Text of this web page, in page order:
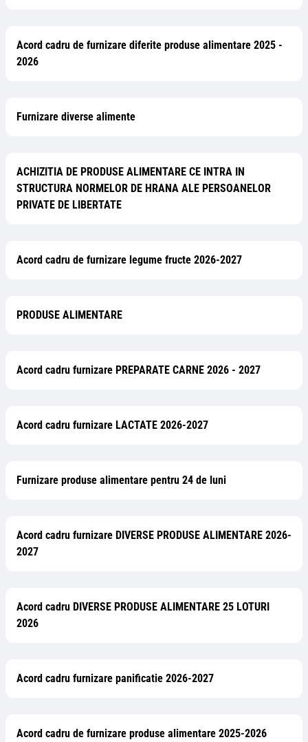
Acord cadru de furnizare diferite produse alimentare 2025 -
2026
Furnizare diverse alimente
ACHIZITIA DE PRODUSE ALIMENTARE CE INTRA IN
STRUCTURA NORMELOR DE HRANA ALE PERSOANELOR
PRIVATE DE LIBERTATE
Acord cadru de furnizare legume fructe 2026-2027
PRODUSE ALIMENTARE
Acord cadru furnizare PREPARATE CARNE 2026 - 2027
Acord cadru furnizare LACTATE 2026-2027
Furnizare produse alimentare pentru 24 de luni
Acord cadru furnizare DIVERSE PRODUSE ALIMENTARE 2026-
2027
Acord cadru DIVERSE PRODUSE ALIMENTARE 25 LOTURI
2026
Acord cadru furnizare panificatie 2026-2027
Acord cadru de furnizare produse alimentare 2025-2026